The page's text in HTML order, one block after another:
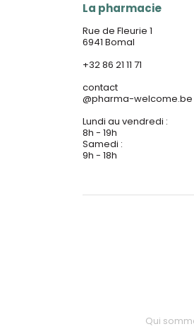
La pharmacie
Rue de Fleurie 1
6941 Bomal
+32 86 21 11 71
contact
@pharma-welcome.be
Lundi au vendredi :
8h - 19h
Samedi :
9h - 18h
Qui